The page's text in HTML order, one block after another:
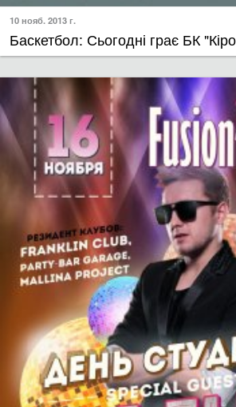
10 нояб. 2013 г.
Баскетбол: Сьогодні грає БК